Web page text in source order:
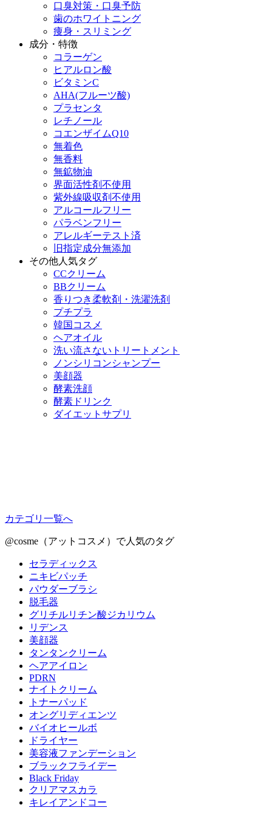
口臭対策・口臭予防
歯のホワイトニング
痩身・スリミング
成分・特徴
コラーゲン
ヒアルロン酸
ビタミンC
AHA(フルーツ酸)
プラセンタ
レチノール
コエンザイムQ10
無着色
無香料
無鉱物油
界面活性剤不使用
紫外線吸収剤不使用
アルコールフリー
パラベンフリー
アレルギーテスト済
旧指定成分無添加
その他人気タグ
CCクリーム
BBクリーム
香りつき柔軟剤・洗濯洗剤
プチプラ
韓国コスメ
ヘアオイル
洗い流さないトリートメント
ノンシリコンシャンプー
美顔器
酵素洗顔
酵素ドリンク
ダイエットサプリ
カテゴリ一覧へ
@cosme（アットコスメ）で人気のタグ
セラディックス
ニキビパッチ
パウダーブラシ
脱毛器
グリチルリチン酸ジカリウム
リデンス
美顔器
タンタンクリーム
ヘアアイロン
PDRN
ナイトクリーム
トナーパッド
オングリディエンツ
バイオヒールボ
ドライヤー
美容液ファンデーション
ブラックフライデー
Black Friday
クリアマスカラ
キレイアンドコー